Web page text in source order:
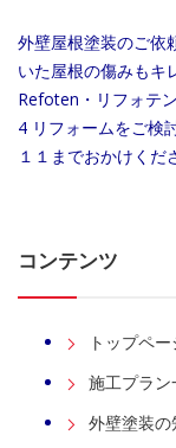
外壁屋根塗装のご依
いた屋根の傷みも
Refoten・リフォテ
4 リフォームをご検
１１までおかけく
コンテンツ
トップペー
施工プラン
外壁塗装の